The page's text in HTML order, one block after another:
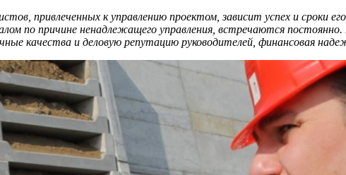
привлеченных к управлению проектом, зависит успех и сроки
по причине ненадлежащего управления, встречаются
качества и деловую репутацию руководителей, финансовая